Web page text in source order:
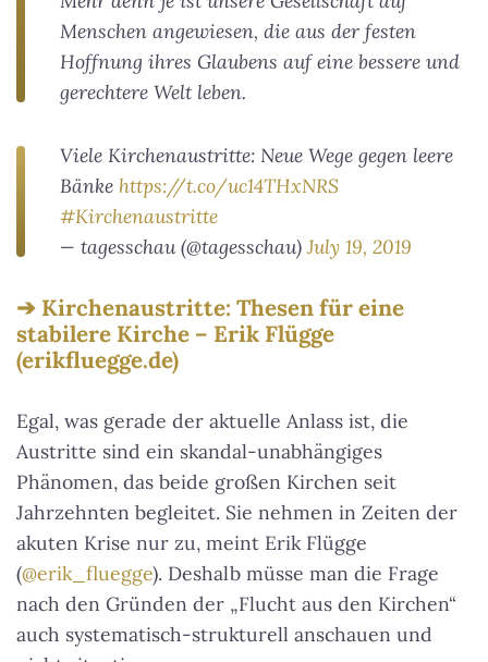
Menschen angewiesen, die aus der festen
Hoffnung ihres Glaubens auf eine bessere und
gerechtere Welt leben.
Viele Kirchenaustritte: Neue Wege gegen leere
Bänke https://t.co/uc14THxNRS
#Kirchenaustritte
— tagesschau (@tagesschau)July 19, 2019
Kirchenaustritte: Thesen für eine
stabilere Kirche – Erik Flügge
(erikfluegge.de)
Egal, was gerade der aktuelle Anlass ist, die
Austritte sind ein skandal-unabhängiges
Phänomen, das beide großen Kirchen seit
Jahrzehnten begleitet. Sie nehmen in Zeiten der
akuten Krise nur zu, meint Erik Flügge
(@erik_fluegge). Deshalb müsse man die Frage
nach den Gründen der „Flucht aus den Kirchen“
auch systematisch-strukturell anschauen und